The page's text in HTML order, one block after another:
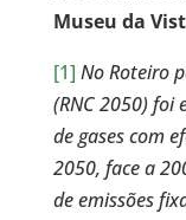
Museu da
[1] No Roteiro
(RNC 2050) foi
de gases com
2050, face a
de emissões